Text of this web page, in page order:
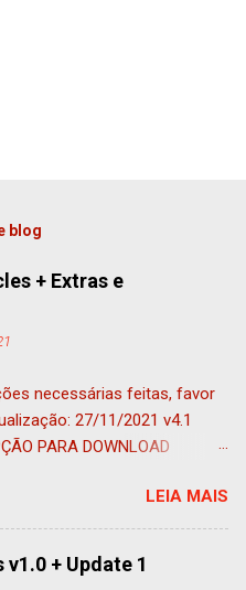
blog
+ Extras e
necessárias feitas, favor
27/11/2021 v4.1
PARA DOWNLOAD
adaptado a esse mod e ao
185 veículos) Atualização:
OPÇÃO PARA
VEHFUNCS (COMPATÍVEL
LEIA MAIS
v1.0 + Update 1